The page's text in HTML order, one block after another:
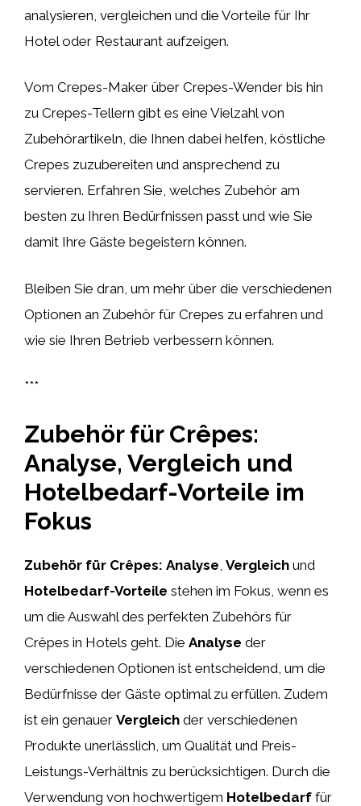
analysieren, vergleichen und die Vorteile für Ihr
Hotel oder Restaurant aufzeigen.
Vom Crepes-Maker über Crepes-Wender bis hin
zu Crepes-Tellern gibt es eine Vielzahl von
Zubehörartikeln, die Ihnen dabei helfen, köstliche
Crepes zuzubereiten und ansprechend zu
servieren. Erfahren Sie, welches Zubehör am
besten zu Ihren Bedürfnissen passt und wie Sie
damit Ihre Gäste begeistern können.
Bleiben Sie dran, um mehr über die verschiedenen
Optionen an Zubehör für Crepes zu erfahren und
wie sie Ihren Betrieb verbessern können.
***
Zubehör für Crêpes:
Analyse, Vergleich und
Hotelbedarf-Vorteile im
Fokus
Zubehör für Crêpes: Analyse Vergleich und
Hotelbedarf-Vorteile stehen im Fokus, wenn es
um die Auswahl des perfekten Zubehörs für
Crêpes in Hotels geht. Die Analyse der
verschiedenen Optionen ist entscheidend, um die
Bedürfnisse der Gäste optimal zu erfüllen. Zudem
ist ein genauer Vergleich der verschiedenen
Produkte unerlässlich, um Qualität und Preis-
Leistungs-Verhältnis zu berücksichtigen. Durch die
Verwendung von hochwertigem Hotelbedarf für